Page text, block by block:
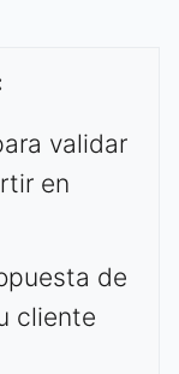
validar
en
de
cliente